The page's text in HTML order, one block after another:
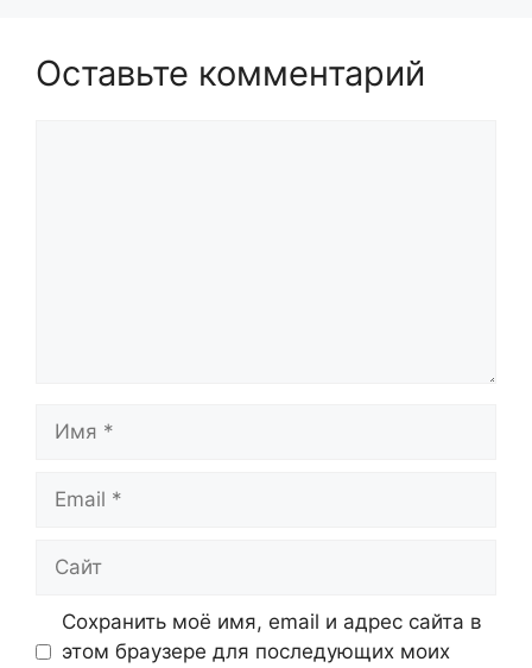
Оставьте комментарий
Имя
Email
Сайт
Сохранить моё имя, email и адрес сайта в
этом браузере для последующих моих